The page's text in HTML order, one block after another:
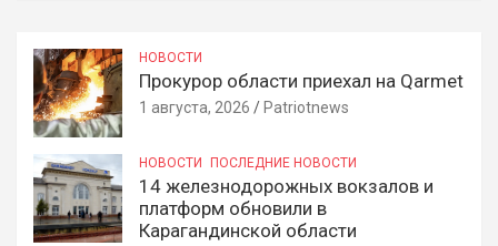
НОВОСТИ
Прокурор области приехал на Qarmet
1 августа, 2026 Patriotnews
НОВОСТИ ПОСЛЕДНИЕ НОВОСТИ
14 железнодорожных вокзалов и
платформ обновили в
Карагандинской области